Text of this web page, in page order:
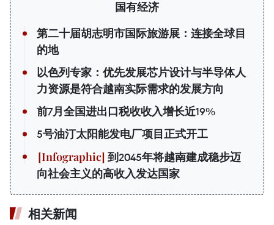
国有经济
第二十届胡志明市国际旅游展：连接全球目
的地
以色列专家：优先发展芯片设计与半导体人
力资源是符合越南实际需求的发展方向
前7月全国进出口税收收入增长近19%
5号油汀太阳能发电厂项目正式开工
到2045年将越南建成稳步迈
向社会主义的高收入发达国家
相关新闻